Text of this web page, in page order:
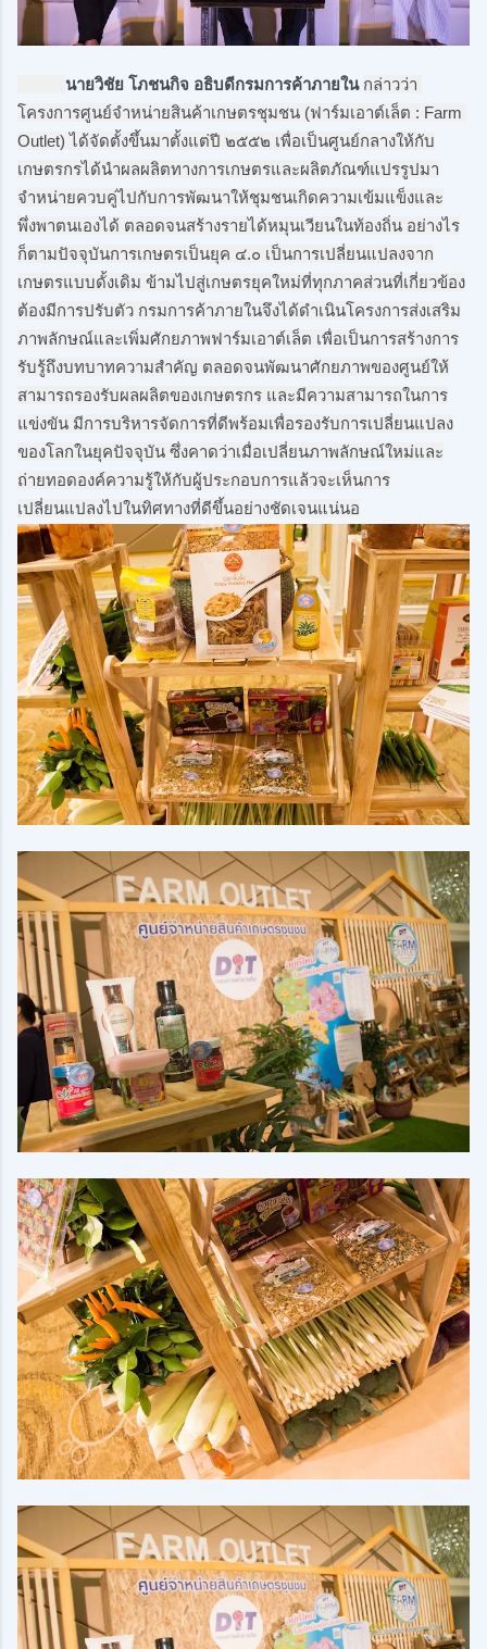
นายวิชัย โภชนกิจ อธิบดีกรมการค้าภายใน กล่าวว่า
โครงการศูนย์จำหน่ายสินค้าเกษตรชุมชน (ฟาร์มเอาต์เล็ต : Farm
Outlet) ได้จัดตั้งขึ้นมาตั้งแต่ปี ๒๕๕๒ เพื่อเป็นศูนย์กลางให้กับ
เกษตรกรได้นำผลผลิตทางการเกษตรและผลิตภัณฑ์แปรรูปมา
จำหน่ายควบคู่ไปกับการพัฒนาให้ชุมชนเกิดความเข้มแข็งและ
พึ่งพาตนเองได้ ตลอดจนสร้างรายได้หมุนเวียนในท้องถิ่น อย่างไร
ก็ตามปัจจุบันการเกษตรเป็นยุค ๔.๐ เป็นการเปลี่ยนแปลงจาก
เกษตรแบบดั้งเดิม ข้ามไปสู่เกษตรยุคใหม่ที่ทุกภาคส่วนที่เกี่ยวข้อง
ต้องมีการปรับตัว กรมการค้าภายในจึงได้ดำเนินโครงการส่งเสริม
ภาพลักษณ์และเพิ่มศักยภาพฟาร์มเอาต์เล็ต เพื่อเป็นการสร้างการ
รับรู้ถึงบทบาทความสำคัญ ตลอดจนพัฒนาศักยภาพของศูนย์ให้
สามารถรองรับผลผลิตของเกษตรกร และมีความสามารถในการ
แข่งขัน มีการบริหารจัดการที่ดีพร้อมเพื่อรองรับการเปลี่ยนแปลง
ของโลกในยุคปัจจุบัน ซึ่งคาดว่าเมื่อเปลี่ยนภาพลักษณ์ใหม่และ
ถ่ายทอดองค์ความรู้ให้กับผู้ประกอบการแล้วจะเห็นการ
เปลี่ยนแปลงไปในทิศทางที่ดีขึ้นอย่างชัดเจนแน่นอ